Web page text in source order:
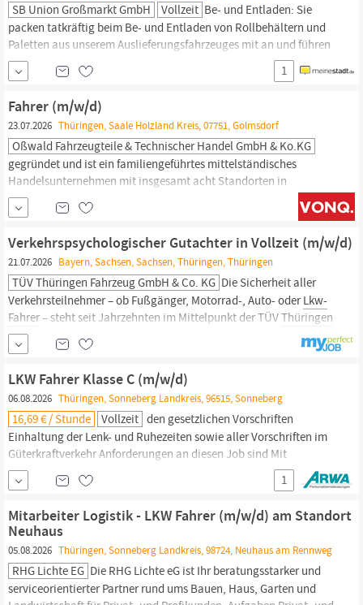
SB Union Großmarkt GmbH Vollzeit Be- und Entladen: Sie
packen tatkräftig beim Be- und Entladen von Rollbehältern und
Paletten aus unserem Auslieferungsfahrzeuges mit an und führen
das Leergut der Kunden zurück. Auftragsabwicklung: Bei Ihren
regionalen Touren stellen Sie die erfolgreiche Auftragsabwicklung
mit unseren Kunden sicher. Warenlieferung: Durch Ihre
Unterstützung können sich unsere Kunden auf...
1
Fahrer (m/w/d)
23.07.2026 Thüringen, Saale Holzland Kreis, 07751, Golmsdorf
Oßwald Fahrzeugteile & Technischer Handel GmbH & Ko.KG
gegründet und ist ein familiengeführtes mittelständisches
Handelsunternehmen mit insgesamt acht Standorten in
Thüringen,
Hessen und Bayern. Ihr zukünftiges Aufgabengebiet
Sie sind gemeinsam mit unseren anderen Mitarbeitern am
unserer Kunden verantwortlich.
Verkehrspsychologischer Gutachter in Vollzeit (m/w/d)
21.07.2026 Bayern, Sachsen, Sachsen, Thüringen, Thüringen
TÜV Thüringen Fahrzeug GmbH & Co. KG Die Sicherheit aller
Verkehrsteilnehmer – ob Fußgänger, Motorrad-, Auto- oderLkw-
Fahrer– steht seit Jahrzehnten im Mittelpunkt der TÜVThüringen
Fahrzeug GmbH & Co. KG. Unser Leistungsspektrum verbindet
Mensch und Technik: Wir prüfen und begutachten Fahrzeuge aller
Art, übernehmen die Abnahme einzelner Komponenten und bieten
so...
LKW Fahrer Klasse C (m/w/d)
06.08.2026 Thüringen, Sonneberg Landkreis, 96515, Sonneberg
16,69 € / Stunde Vollzeit den gesetzlichen Vorschriften
Einhaltung der Lenk- und Ruhezeiten sowie aller Vorschriften im
Güterkraftverkehr Anforderungen an diesen Job sind Mit
Berufserfahrung Belastbarkeit Kommunikationsfähigkeit
Organisationsfähigkeit Selbständiges Arbeiten Zuverlässigkeit
Fahrerlaubnisklasse
LKW) (Wünschenswert)
1
Mitarbeiter Logistik - LKW Fahrer (m/w/d) am Standort
Neuhaus
05.08.2026 Thüringen, Sonneberg Landkreis, 98724, Neuhaus am Rennweg
RHG Lichte EG Die RHG Lichte eG ist Ihr beratungsstarker und
serviceorientierter Partner rund ums Bauen, Haus, Garten und